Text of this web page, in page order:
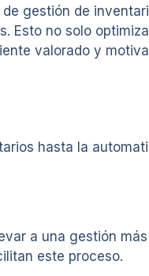
gestión de
Esto no solo
valorado y
hasta la
a una gestión
este proceso.